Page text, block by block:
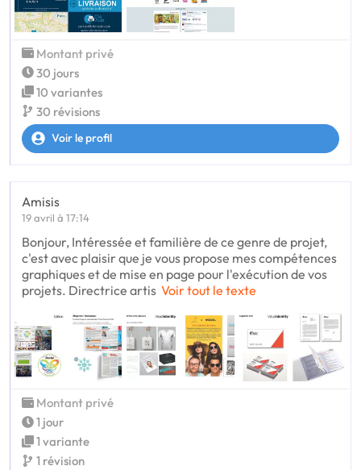
Montant privé
30 jours
10 variantes
30 révisions
Voir le profil
Amisis
19 avril à 17:14
Bonjour, Intéressée et familière de ce genre de projet,
c'est avec plaisir que je vous propose mes compétences
graphiques et de mise en page pour l'exécution de vos
projets. Directrice artis Voir tout le texte
Montant privé
1 jour
1 variante
1 révision